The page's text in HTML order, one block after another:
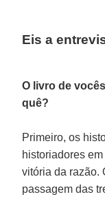
Eis a
O livro de
quê?
Primeiro, os
historiadores
vitória da razão.
passagem das